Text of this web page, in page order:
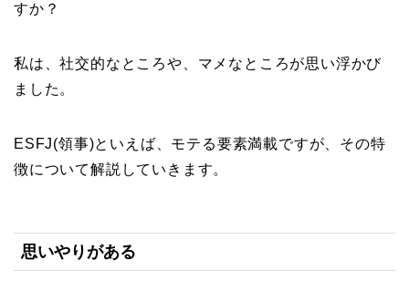
すか？
私は、社交的なところや、マメなところが思い浮かび
ました。
ESFJ(領事)といえば、モテる要素満載ですが、その特
徴について解説していきます。
思いやりがある